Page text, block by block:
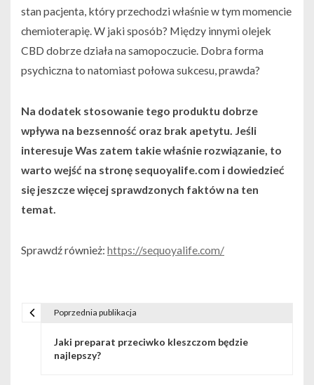
stan pacjenta, który przechodzi właśnie w tym momencie
chemioterapię. W jaki sposób? Między innymi olejek
CBD dobrze działa na samopoczucie. Dobra forma
psychiczna to natomiast połowa sukcesu, prawda?
Na dodatek stosowanie tego produktu dobrze
wpływa na bezsenność oraz brak apetytu. Jeśli
interesuje Was zatem takie właśnie rozwiązanie, to
warto wejść na stronę sequoyalife.com i dowiedzieć
się jeszcze więcej sprawdzonych faktów na ten
temat.
Sprawdź również: https://sequoyalife.com/
Poprzednia publikacja
Jaki preparat przeciwko kleszczom będzie
najlepszy?